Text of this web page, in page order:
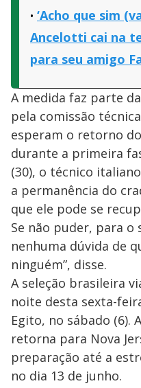
‘Acho que sim
Ancelotti cai na
para seu amigo
A medida faz parte
pela comissão
esperam o retorno
durante a primeira
(30), o técnico italiano
a permanência do
que ele pode se
Se não puder, para o
nenhuma dúvida de
ninguém”, disse.
A seleção brasileira
noite desta sexta-
Egito, no sábado (6).
retorna para Nova
preparação até a
no dia 13 de junho.